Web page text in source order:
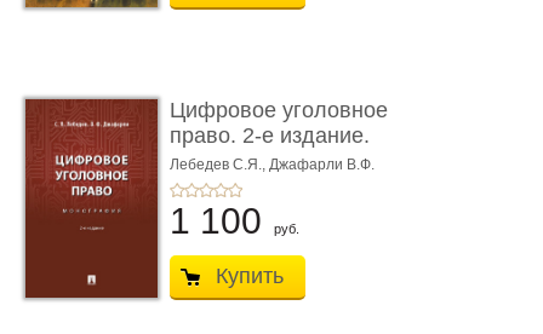
Цифровое уголовное
право. 2-е издание.
Монограф ...
Лебедев С.Я., Джафарли В.Ф.
1 100 руб.
Купить